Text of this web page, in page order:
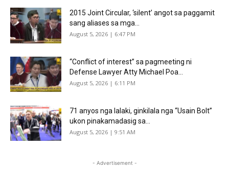
2015 Joint Circular, ‘silent’ angot sa paggamit
sang aliases sa mga...
August 5, 2026 | 6:47 PM
“Conflict of interest” sa pagmeeting ni
Defense Lawyer Atty Michael Poa...
August 5, 2026 | 6:11 PM
71 anyos nga lalaki, ginkilala nga “Usain Bolt”
ukon pinakamadasig sa...
August 5, 2026 | 9:51 AM
- Advertisement -